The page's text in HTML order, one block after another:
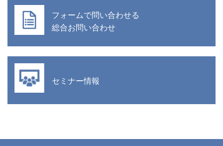
フォームで問い合わせる
総合お問い合わせ
セミナー情報